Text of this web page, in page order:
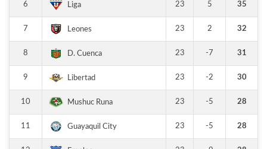
6 Liga 23 5 35
7 Leones 23 2 32
8 D. Cuenca 23 -7 31
9 Libertad 23 -2 30
10 Mushuc Runa 23 -5 28
11 Guayaquil City 23 -5 28